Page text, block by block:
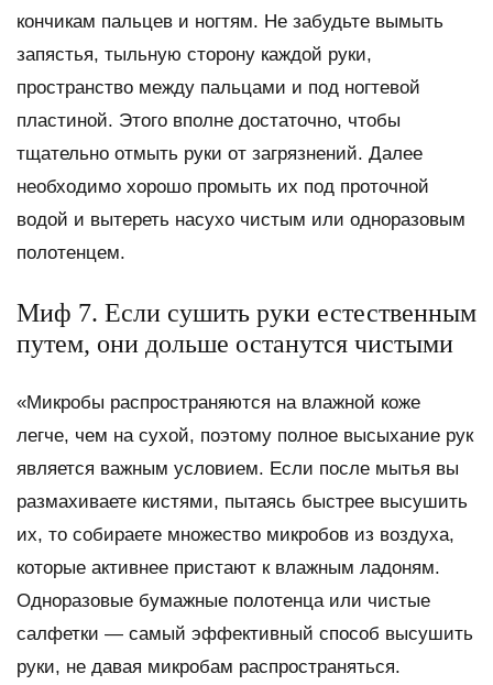
кончикам пальцев и ногтям. Не забудьте вымыть
запястья, тыльную сторону каждой руки,
пространство между пальцами и под ногтевой
пластиной. Этого вполне достаточно, чтобы
тщательно отмыть руки от загрязнений. Далее
необходимо хорошо промыть их под проточной
водой и вытереть насухо чистым или одноразовым
полотенцем.
Миф 7. Если сушить руки естественным
путем, они дольше останутся чистыми
«Микробы распространяются на влажной коже
легче, чем на сухой, поэтому полное высыхание рук
является важным условием. Если после мытья вы
размахиваете кистями, пытаясь быстрее высушить
их, то собираете множество микробов из воздуха,
которые активнее пристают к влажным ладоням.
Одноразовые бумажные полотенца или чистые
салфетки — самый эффективный способ высушить
руки, не давая микробам распространяться.